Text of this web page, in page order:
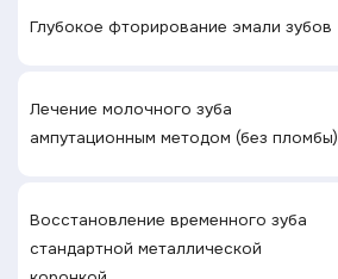
Глубокое фторирование эмали зубов
Лечение молочного зуба
ампутационным методом (без пломбы)
Восстановление временного зуба
стандартной металлической